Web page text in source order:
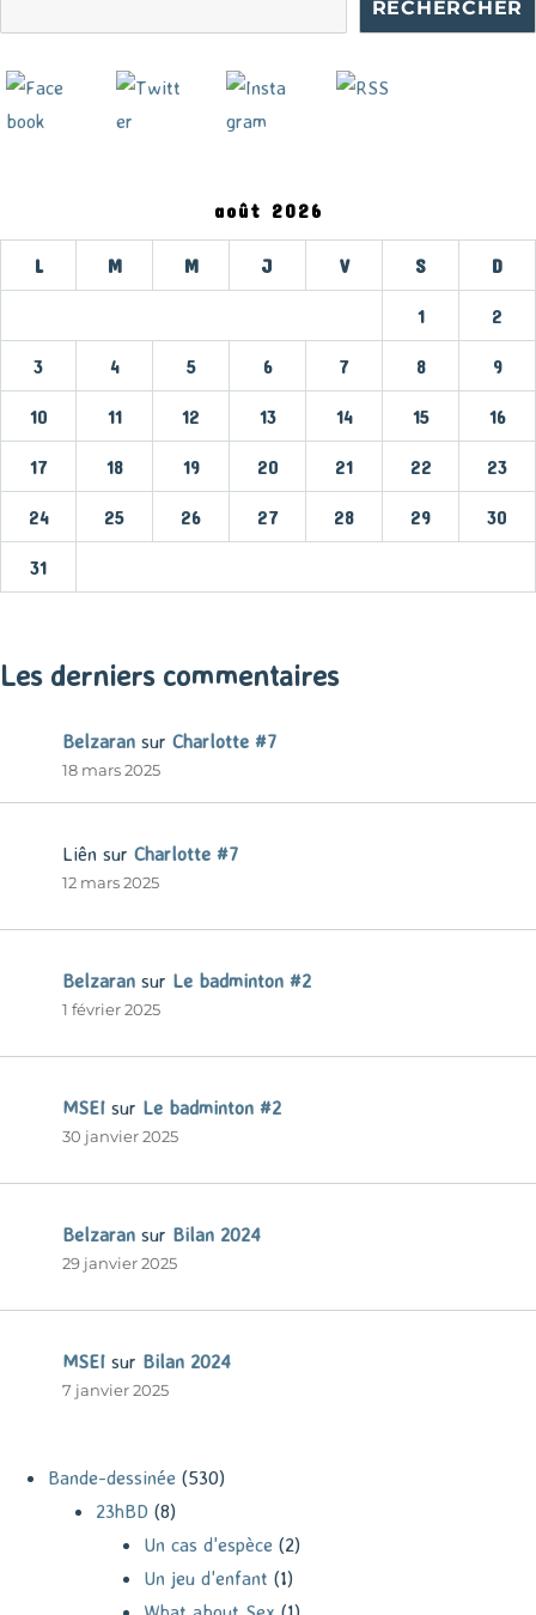
RECHERCHER
août 2026
L M M J V S D
1 2
3 4 5 6 7 8 9
10 11 12 13 14 15 16
17 18 19 20 21 22 23
24 25 26 27 28 29 30
31
Les derniers commentaires
Belzaran sur Charlotte #7
18 mars 2025
Liên sur Charlotte #7
12 mars 2025
Belzaran sur Le badminton #2
1 février 2025
MSEI sur Le badminton #2
30 janvier 2025
Belzaran sur Bilan 2024
29 janvier 2025
MSEI sur Bilan 2024
7 janvier 2025
Bande-dessinée (530)
23hBD (8)
Un cas d'espèce (2)
Un jeu d'enfant (1)